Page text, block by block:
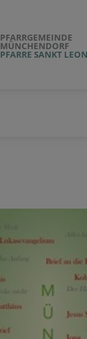
PFARRGEMEINDE
MÜNCHENDORF
PFARRE SANKT